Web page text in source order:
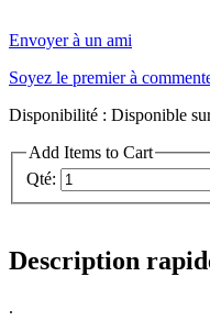
Envoyer à un ami
Soyez le premier à
Disponibilité : Disponible
Add Items to Cart
Qté:
Description
.